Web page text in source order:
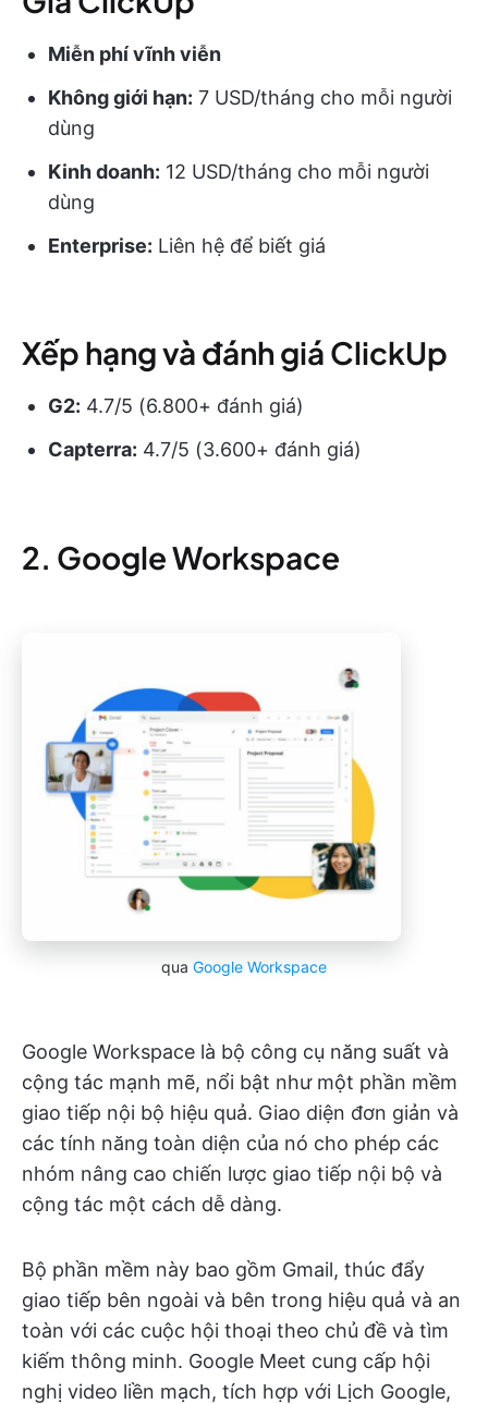
Miễn phí vĩnh viễn
Không giới hạn: 7 USD/tháng cho mỗi người
dùng
Kinh doanh: 12 USD/tháng cho mỗi người
dùng
Enterprise: Liên hệ để biết giá
Xếp hạng và đánh giá ClickUp
G2: 4.7/5 (6.800+ đánh giá)
Capterra: 4.7/5 (3.600+ đánh giá)
2. Google Workspace
qua Google Workspace
Google Workspace là bộ công cụ năng suất và
cộng tác mạnh mẽ, nổi bật như một phần mềm
giao tiếp nội bộ hiệu quả. Giao diện đơn giản và
các tính năng toàn diện của nó cho phép các
nhóm nâng cao chiến lược giao tiếp nội bộ và
cộng tác một cách dễ dàng.
Bộ phần mềm này bao gồm Gmail, thúc đẩy
giao tiếp bên ngoài và bên trong hiệu quả và an
toàn với các cuộc hội thoại theo chủ đề và tìm
kiếm thông minh. Google Meet cung cấp hội
nghị video liền mạch, tích hợp với Lịch Google,